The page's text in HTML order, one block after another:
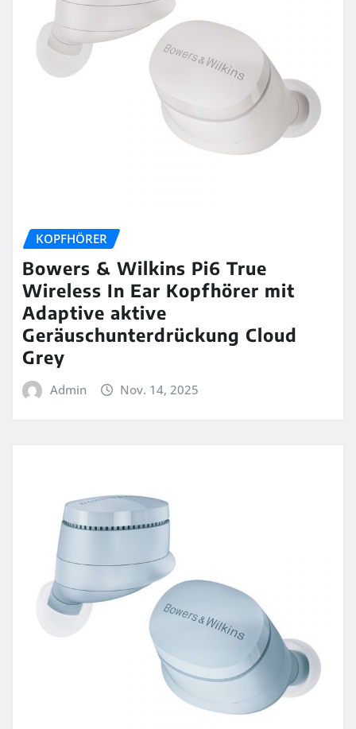
KOPFHÖRER
Bowers & Wilkins Pi6 True
Wireless In Ear Kopfhörer mit
Adaptive aktive
Geräuschunterdrückung Cloud
Grey
Admin Nov. 14, 2025